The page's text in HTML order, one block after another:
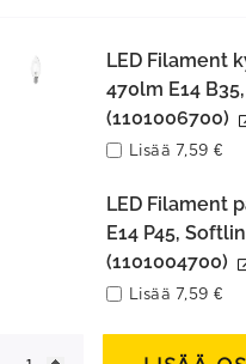
LED Filament
470lm E14
(1101006700)
Lisää 7,59 €
LED Filament
E14 P45,
(1101004700)
Lisää 7,59 €
seinävalaisin